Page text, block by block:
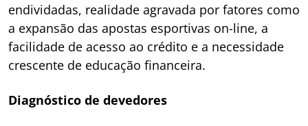
endividadas, realidade agravada por fatores como
a expansão das apostas esportivas on-line, a
facilidade de acesso ao crédito e a necessidade
crescente de educação financeira.
Diagnóstico de devedores